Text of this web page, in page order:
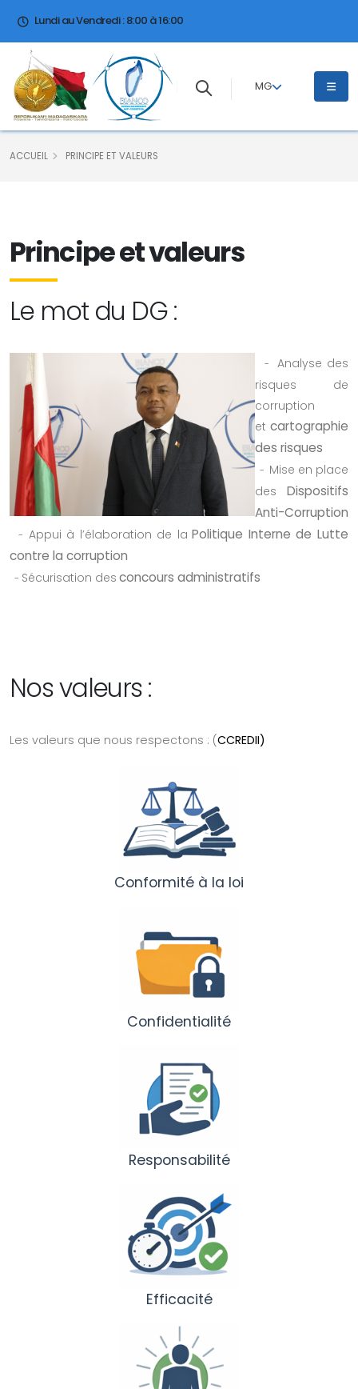
Lundi au Vendredi : 8:00 à 16:00
MG
ACCUEIL PRINCIPE ET VALEURS
Principe et valeurs
Le mot du DG :
- Analyse des
risques de
corruption
et cartographie
des risques
- Mise en place
des
Dispositifs
Anti-Corruption
- Appui à l’élaboration de la Politique Interne de Lutte
contre la corruption
- Sécurisation des concours administratifs
Nos valeurs :
Les valeurs que nous respectons : (CCREDII)
Conformité à la loi
Confidentialité
Responsabilité
Efficacité